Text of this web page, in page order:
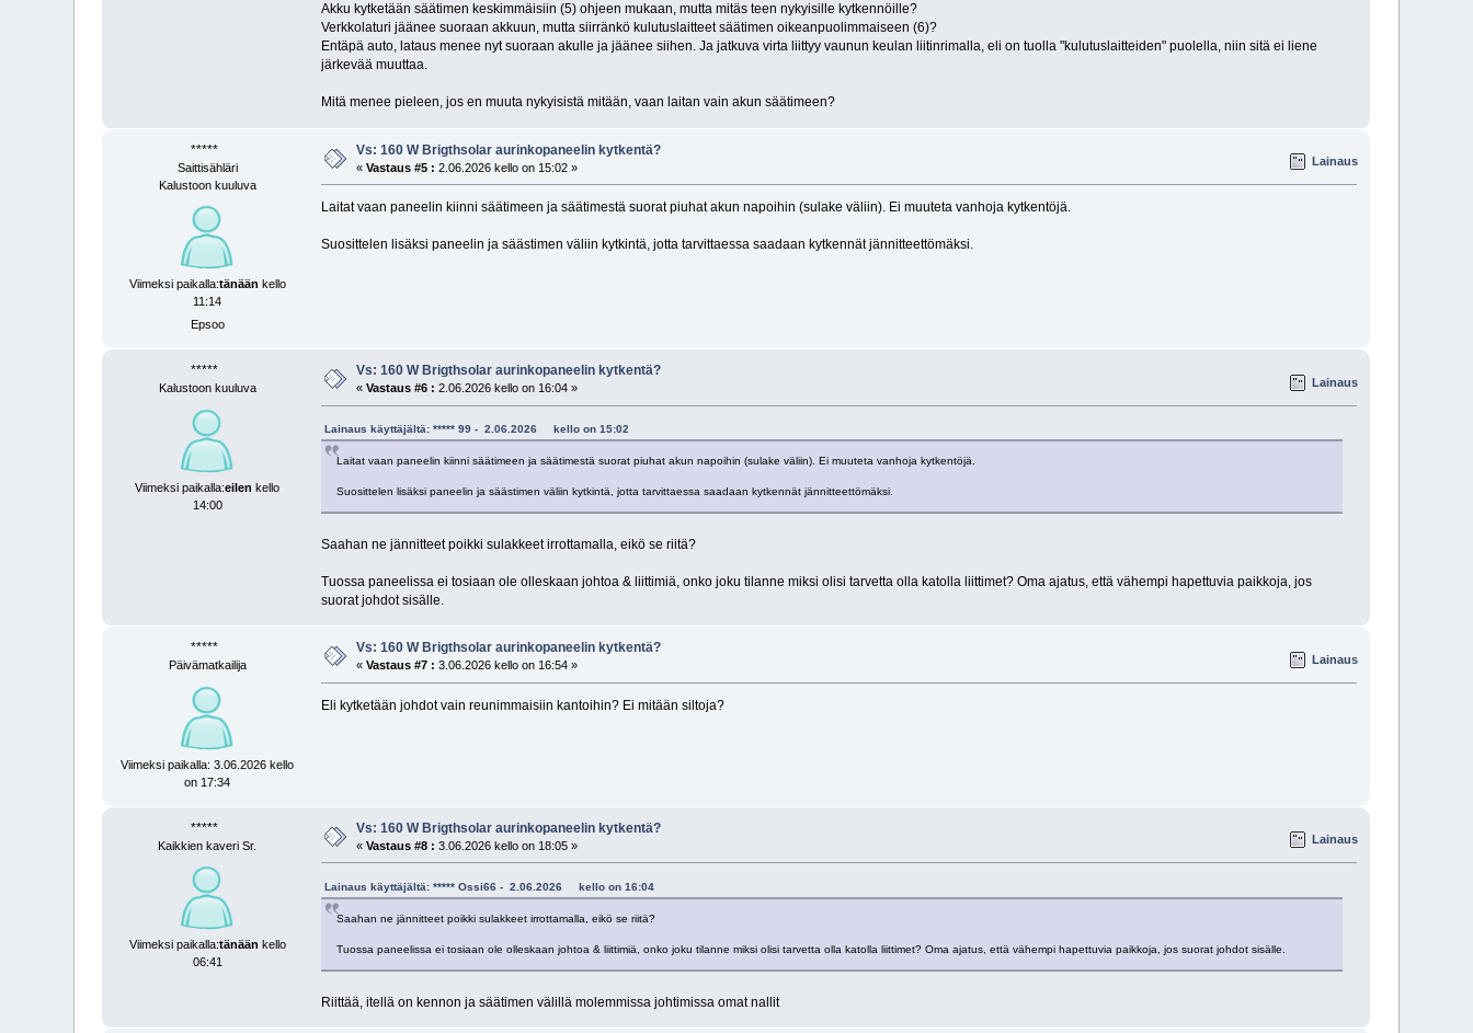
Akku kytketään säätimen keskimmäisiin (5) ohjeen mukaan, mutta mitäs teen nykyisille kytkennöille?
Verkkolaturi jäänee suoraan akkuun, mutta siirränkö kulutuslaitteet säätimen oikeanpuolimmaiseen (6)?
Entäpä auto, lataus menee nyt suoraan akulle ja jäänee siihen. Ja jatkuva virta liittyy vaunun keulan liitinrimalla, eli on tuolla "kulutuslaitteiden" puolella, niin sitä ei liene
järkevää muuttaa.
Mitä menee pieleen, jos en muuta nykyisistä mitään, vaan laitan vain akun säätimeen?
*****
Saittisähläri
Kalustoon kuuluva
Viimeksi paikalla:tänään kello
11:14
Epsoo
Vs: 160 W Brigthsolar aurinkopaneelin kytkentä?
«Vastaus #5 : 2.06.2026 kello on 15:02 » Lainaus
Laitat vaan paneelin kiinni säätimeen ja säätimestä suorat piuhat akun napoihin (sulake väliin). Ei muuteta vanhoja kytkentöjä.
Suosittelen lisäksi paneelin ja säästimen väliin kytkintä, jotta tarvittaessa saadaan kytkennät jännitteettömäksi.
*****
Kalustoon kuuluva
Viimeksi paikalla:eilen kello
14:00
Vs: 160 W Brigthsolar aurinkopaneelin kytkentä?
«Vastaus #6 : 2.06.2026 kello on 16:04 » Lainaus
Lainaus käyttäjältä: ***** 99 - 2.06.2026 kello on 15:02
Laitat vaan paneelin kiinni säätimeen ja säätimestä suorat piuhat akun napoihin (sulake väliin). Ei muuteta vanhoja kytkentöjä.
Suosittelen lisäksi paneelin ja säästimen väliin kytkintä, jotta tarvittaessa saadaan kytkennät jännitteettömäksi.
Saahan ne jännitteet poikki sulakkeet irrottamalla, eikö se riitä?
Tuossa paneelissa ei tosiaan ole olleskaan johtoa & liittimiä, onko joku tilanne miksi olisi tarvetta olla katolla liittimet? Oma ajatus, että vähempi hapettuvia paikkoja, jos
suorat johdot sisälle.
*****
Päivämatkailija
Viimeksi paikalla: 3.06.2026 kello
on 17:34
Vs: 160 W Brigthsolar aurinkopaneelin kytkentä?
«Vastaus #7 : 3.06.2026 kello on 16:54 » Lainaus
Eli kytketään johdot vain reunimmaisiin kantoihin? Ei mitään siltoja?
*****
Kaikkien kaveri Sr.
Viimeksi paikalla:tänään kello
06:41
Vs: 160 W Brigthsolar aurinkopaneelin kytkentä?
«Vastaus #8 : 3.06.2026 kello on 18:05 » Lainaus
Lainaus käyttäjältä: ***** Ossi66 - 2.06.2026 kello on 16:04
Saahan ne jännitteet poikki sulakkeet irrottamalla, eikö se riitä?
Tuossa paneelissa ei tosiaan ole olleskaan johtoa & liittimiä, onko joku tilanne miksi olisi tarvetta olla katolla liittimet? Oma ajatus, että vähempi hapettuvia paikkoja, jos suorat johdot sisälle.
Riittää, itellä on kennon ja säätimen välillä molemmissa johtimissa omat nallit